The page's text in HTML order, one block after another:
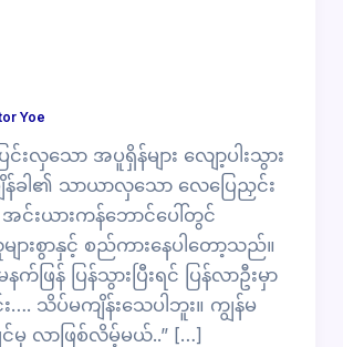
Yoe
င်းလှသော အပူရှိန်များ လျော့ပါးသွား
ခါ၏ သာယာလှသော လေပြေညှင်း
အင်းယားကန်ဘောင်ပေါ်တွင်
ားစွာနှင့် စည်ကားနေပါတော့သည်။
နက်ဖြန် ပြန်သွားပြီးရင် ပြန်လာဦးမှာ
…. သိပ်မကျိန်းသေပါဘူး။ ကျွန်မ
ျင်မှ လာဖြစ်လိမ့်မယ်..” […]